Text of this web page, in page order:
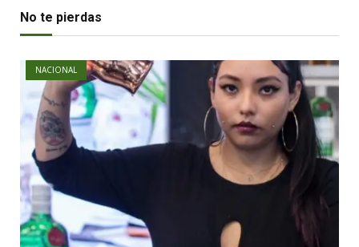
No te pierdas
NACIONAL